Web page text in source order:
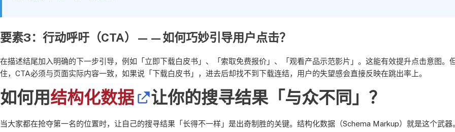
要素3：行动呼吁（CTA）——如何巧妙引导用户点击？
在描述结尾加入明确的下一步引导，例如「立即下载白皮书」、「索取免费报价」、「观看产品示范影片」。这能有效提升点击意图。
住，CTA必须与页面实际内容一致，如果说「下载白皮书」，进去后却找不到下载连结，用户的失望感会直接反映在跳出率上。
如何用结构化数据 让你的搜寻结果「与众不同」？
当大家都在抢夺第一名的位置时，让自己的搜寻结果「长得不一样」是出奇制胜的关键。结构化数据（Schema Markup）就是这个武器